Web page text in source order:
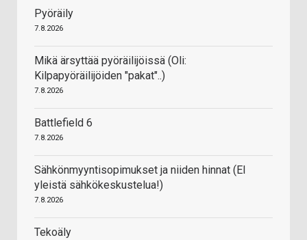
Pyöräily
7.8.2026
Mikä ärsyttää pyöräilijöissä (Oli:
Kilpapyöräilijöiden "pakat"..)
7.8.2026
Battlefield 6
7.8.2026
Sähkönmyyntisopimukset ja niiden hinnat (EI
yleistä sähkökeskustelua!)
7.8.2026
Tekoäly